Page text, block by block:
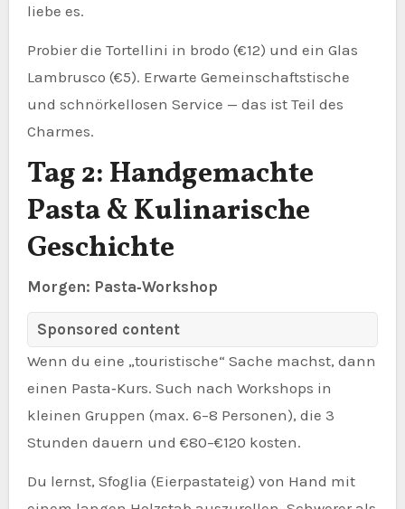
liebe es.
Probier die Tortellini in brodo (€12) und ein Glas
Lambrusco (€5). Erwarte Gemeinschaftstische
und schnörkellosen Service — das ist Teil des
Charmes.
Tag 2: Handgemachte
Pasta & Kulinarische
Geschichte
Morgen: Pasta‑Workshop
Sponsored content
Wenn du eine „touristische“ Sache machst, dann
einen Pasta‑Kurs. Such nach Workshops in
kleinen Gruppen (max. 6–8 Personen), die 3
Stunden dauern und €80–€120 kosten.
Du lernst, Sfoglia (Eierpastateig) von Hand mit